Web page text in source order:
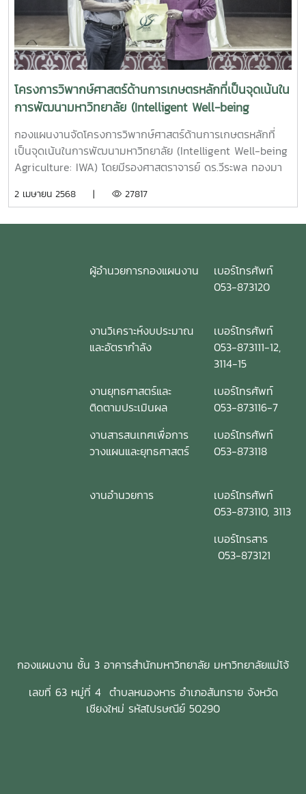
โครงการวิพากษ์ศาสตร์ด้านการเกษตรหลักที่เป็นจุดเน้นใน
การพัฒนามหาวิทยาลัย (Intelligent Well-being
Agriculture: IWA)
กองแผนงานจัดโครงการวิพากษ์ศาสตร์ด้านการเกษตรหลักที่
เป็นจุดเน้นในการพัฒนามหาวิทยาลัย (Intelligent Well-being
Agriculture: IWA) โดยมีรองศาสตราจารย์ ดร.วีระพล ทองมา
หมาย เพื่อการพัฒนามหาวิทยาลัยแม่โจ้ และศาสตร์เรือธง
วิเคราะห์นโยบายและแผนอาวุโส หัวหน้างานสนับสนุนการวิจัยด้าน
อาหาร สำนักงานพัฒนาการวิจัยการเกษตร (องค์การมหาชน)
2 เมษายน 2568 | 27817
ผู้อำนวยการกองแผนงาน
เบอร์โทรศัพท์
053-873120
งานวิเคราะห์งบประมาณ
และอัตรากำลัง
เบอร์โทรศัพท์
053-873111-12,
3114-15
งานยุทธศาสตร์และ
ติดตามประเมินผล
เบอร์โทรศัพท์
053-873116-7
งานสารสนเทศเพื่อการ
วางแผนและยุทธศาสตร์
เบอร์โทรศัพท์
053-873118
งานอำนวยการ
เบอร์โทรศัพท์
053-873110, 3113
เบอร์โทรสาร
053-873121
กองแผนงาน ชั้น 3 อาคารสำนักมหาวิทยาลัย มหาวิทยาลัยแม่โจ้
เลขที่ 63 หมู่ที่ 4 ตำบลหนองหาร อำเภอสันทราย จังหวัด
เชียงใหม่ รหัสไปรษณีย์ 50290